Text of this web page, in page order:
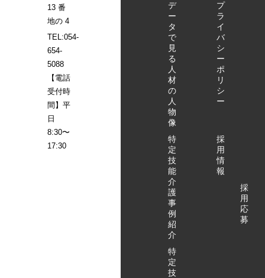
13 番
地の 4
TEL:054-
654-
5088
【電話
受付時
間】平
日
8:30〜
17:30
デ
ー
タ
で
見
る
人
材
の
人
物
像
特
定
技
能
介
護
事
例
紹
介
特
定
技
プ
ラ
イ
バ
シ
ー
ポ
リ
シ
ー
採
用
情
報
採
用
応
募